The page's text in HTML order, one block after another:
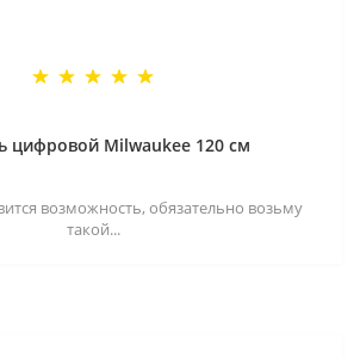
цифровой Milwaukee 120 см
возможность, обязательно возьму
такой...